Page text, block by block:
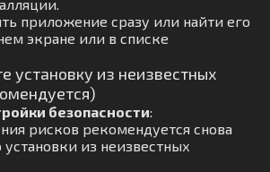
приложение сразу или найти его
экране или в списке
установку из неизвестных
безопасности:
рисков рекомендуется снова
из неизвестных